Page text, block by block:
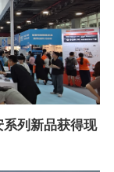
系列新品获得现